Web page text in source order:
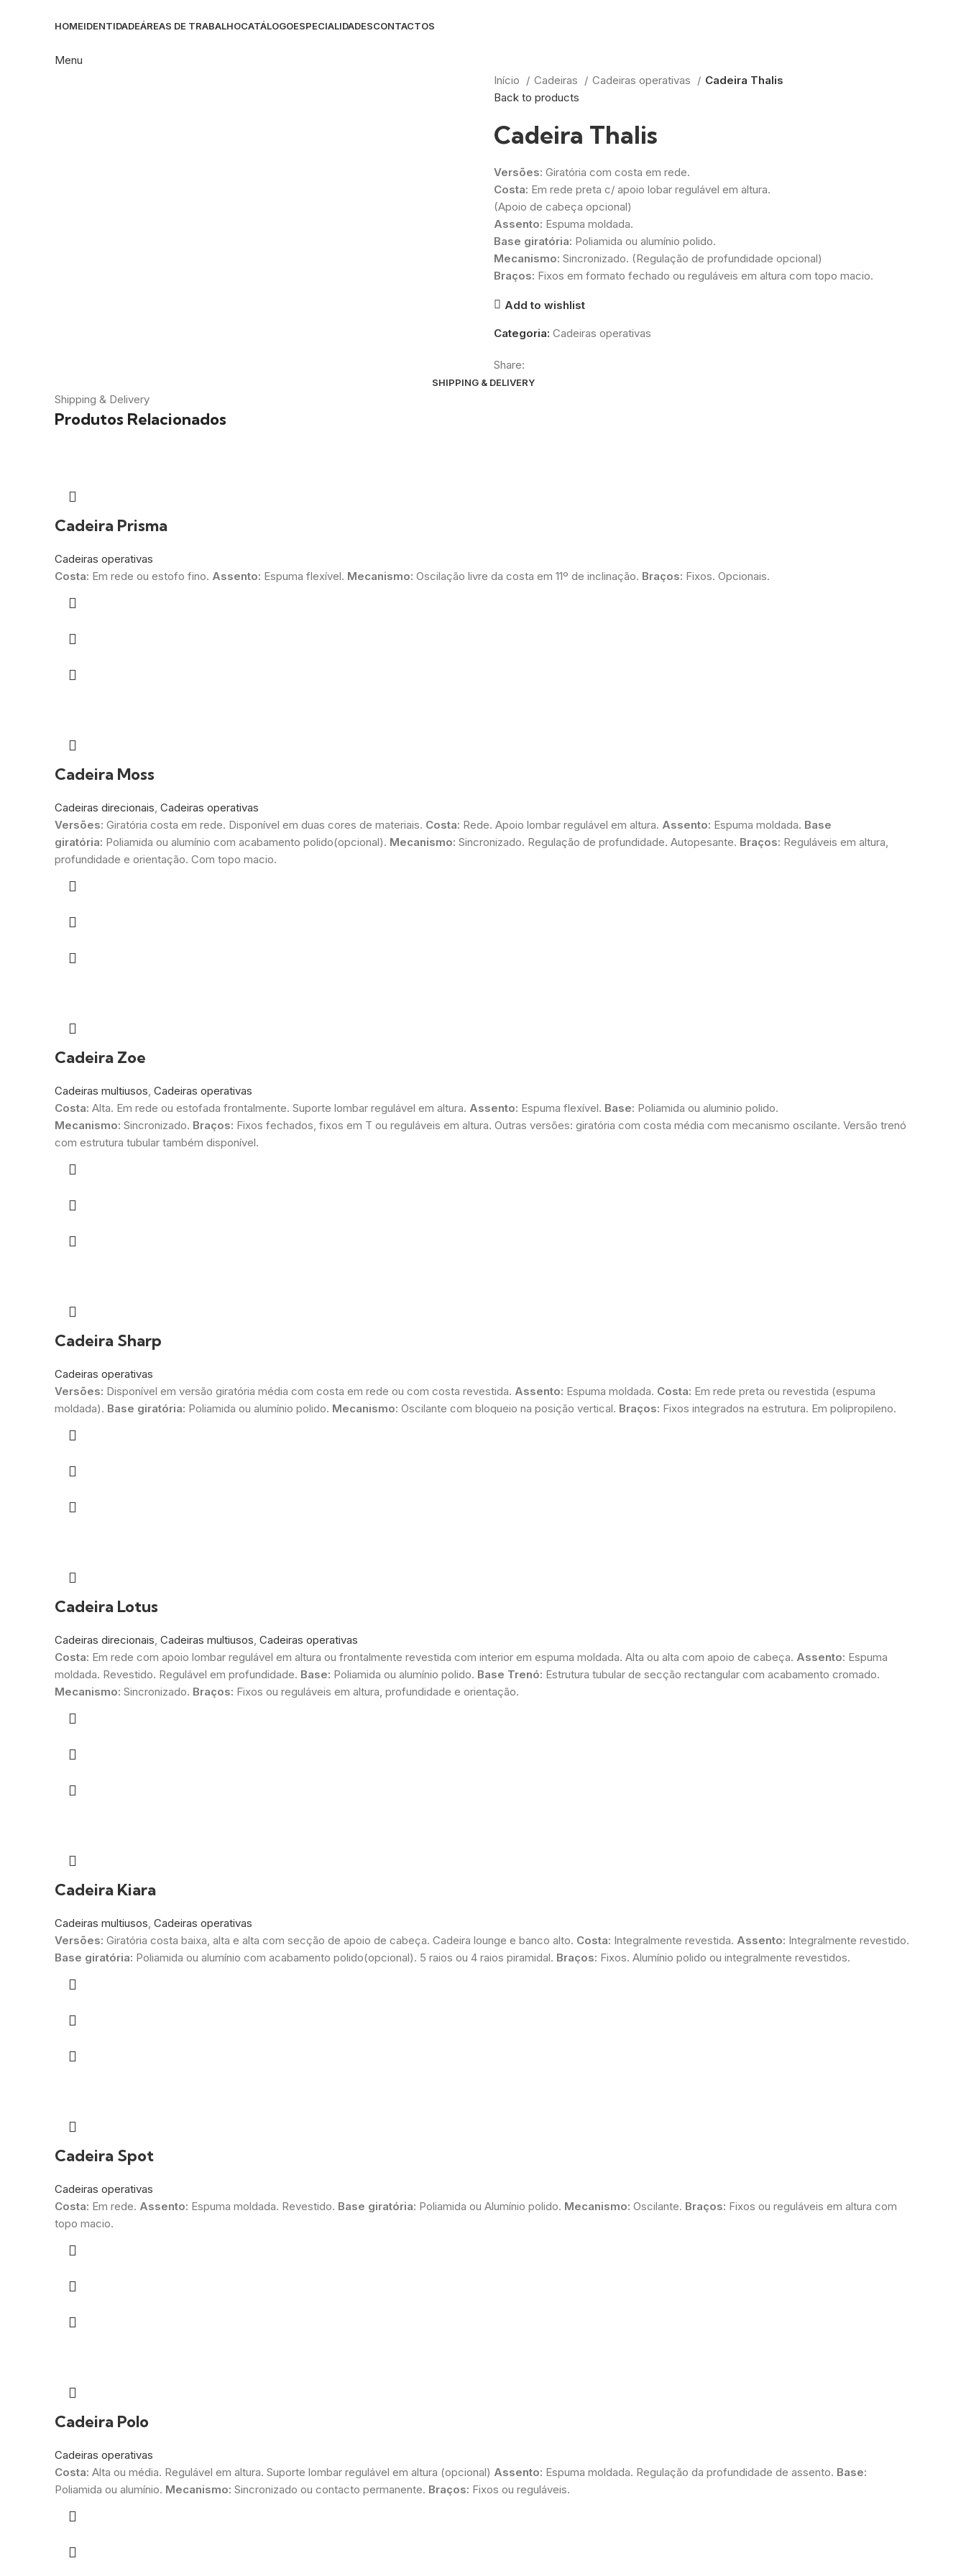
HOMEIDENTIDADEÁREAS DE TRABALHOCATÁLOGOESPECIALIDADESCONTACTOS
Menu
Início Cadeiras Cadeiras operativas
Cadeira Thalis
Back to products
Cadeira Thalis
Versões: Giratória com costa em rede.
Costa: Em rede preta c/ apoio lobar regulável em altura.
(Apoio de cabeça opcional)
Assento: Espuma moldada.
Base giratória: Poliamida ou alumínio polido.
Mecanismo: Sincronizado. (Regulação de profundidade opcional)
Braços: Fixos em formato fechado ou reguláveis em altura com topo macio.
Add to wishlist
Categoria: Cadeiras operativas
Share:
SHIPPING & DELIVERY
Shipping & Delivery
Produtos Relacionados
Cadeira Prisma
Cadeiras operativas
Costa: Em rede ou estofo fino. Assento: Espuma flexível. Mecanismo: Oscilação livre da costa em 11º de inclinação. Braços: Fixos. Opcionais.
Cadeira Moss
Cadeiras direcionais, Cadeiras operativas
Versões: Giratória costa em rede. Disponível em duas cores de materiais. Costa: Rede. Apoio lombar regulável em altura. Assento: Espuma moldada. Base
giratória: Poliamida ou alumínio com acabamento polido(opcional). Mecanismo: Sincronizado. Regulação de profundidade. Autopesante. Braços: Reguláveis em altura,
profundidade e orientação. Com topo macio.
Cadeira Zoe
Cadeiras multiusos, Cadeiras operativas
Costa: Alta. Em rede ou estofada frontalmente. Suporte lombar regulável em altura. Assento: Espuma flexível. Base: Poliamida ou aluminio polido.
Mecanismo: Sincronizado. Braços: Fixos fechados, fixos em T ou reguláveis em altura. Outras versões: giratória com costa média com mecanismo oscilante. Versão trenó
com estrutura tubular também disponível.
Cadeira Sharp
Cadeiras operativas
Versões: Disponível em versão giratória média com costa em rede ou com costa revestida. Assento: Espuma moldada. Costa: Em rede preta ou revestida (espuma
moldada). Base giratória: Poliamida ou alumínio polido. Mecanismo: Oscilante com bloqueio na posição vertical. Braços: Fixos integrados na estrutura. Em polipropileno.
Cadeira Lotus
Cadeiras direcionais, Cadeiras multiusos, Cadeiras operativas
Costa: Em rede com apoio lombar regulável em altura ou frontalmente revestida com interior em espuma moldada. Alta ou alta com apoio de cabeça. Assento: Espuma
moldada. Revestido. Regulável em profundidade. Base: Poliamida ou alumínio polido. Base Trenó: Estrutura tubular de secção rectangular com acabamento cromado.
Mecanismo: Sincronizado. Braços: Fixos ou reguláveis em altura, profundidade e orientação.
Cadeira Kiara
Cadeiras multiusos, Cadeiras operativas
Versões: Giratória costa baixa, alta e alta com secção de apoio de cabeça. Cadeira lounge e banco alto. Costa: Integralmente revestida. Assento: Integralmente revestido.
Base giratória: Poliamida ou alumínio com acabamento polido(opcional). 5 raios ou 4 raios piramidal. Braços: Fixos. Alumínio polido ou integralmente revestidos.
Cadeira Spot
Cadeiras operativas
Costa: Em rede. Assento: Espuma moldada. Revestido. Base giratória: Poliamida ou Alumínio polido. Mecanismo: Oscilante. Braços: Fixos ou reguláveis em altura com
topo macio.
Cadeira Polo
Cadeiras operativas
Costa: Alta ou média. Regulável em altura. Suporte lombar regulável em altura (opcional) Assento: Espuma moldada. Regulação da profundidade de assento. Base:
Poliamida ou alumínio. Mecanismo: Sincronizado ou contacto permanente. Braços: Fixos ou reguláveis.